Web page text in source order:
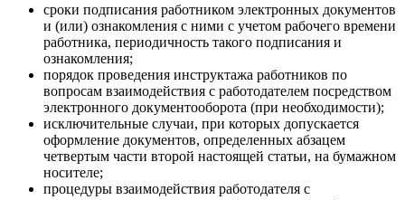
сроки подписания работником электронных документов
и (или) ознакомления с ними с учетом рабочего времени
работника, периодичность такого подписания и
ознакомления;
порядок проведения инструктажа работников по
вопросам взаимодействия с работодателем посредством
электронного документооборота (при необходимости);
исключительные случаи, при которых допускается
оформление документов, определенных абзацем
четвертым части второй настоящей статьи, на бумажном
носителе;
процедуры взаимодействия работодателя с